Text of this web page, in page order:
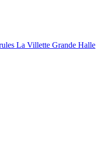
La Villette Grande Halle